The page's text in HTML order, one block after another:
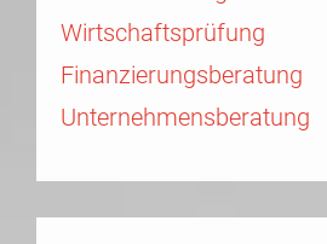
Wirtschaftsprüfung
Finanzierungsberatung
Unternehmensberatung